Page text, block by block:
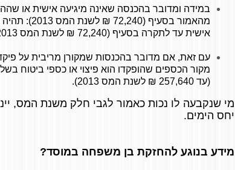
במידה ומדובר בהכנסה שאינה מיגיעה אישית או
מהאמור בסעיף
אישית עד לתקרה בסעיף (72,240 ₪ לשנת המס 2013)
עם זאת, אם מדובר בהכנסות שמקורן מריבית על
מקור הכספים שהופקדו הוא פיצוי או כספי ביטוח
(עד 257,640 ₪ לשנת המס 2013).
מי שנקבעה לו נכות כאמור לגבי חלק משנת המס,
יחס הימים.
מידע בנוגע להחזקת בן משפחה במוסד?